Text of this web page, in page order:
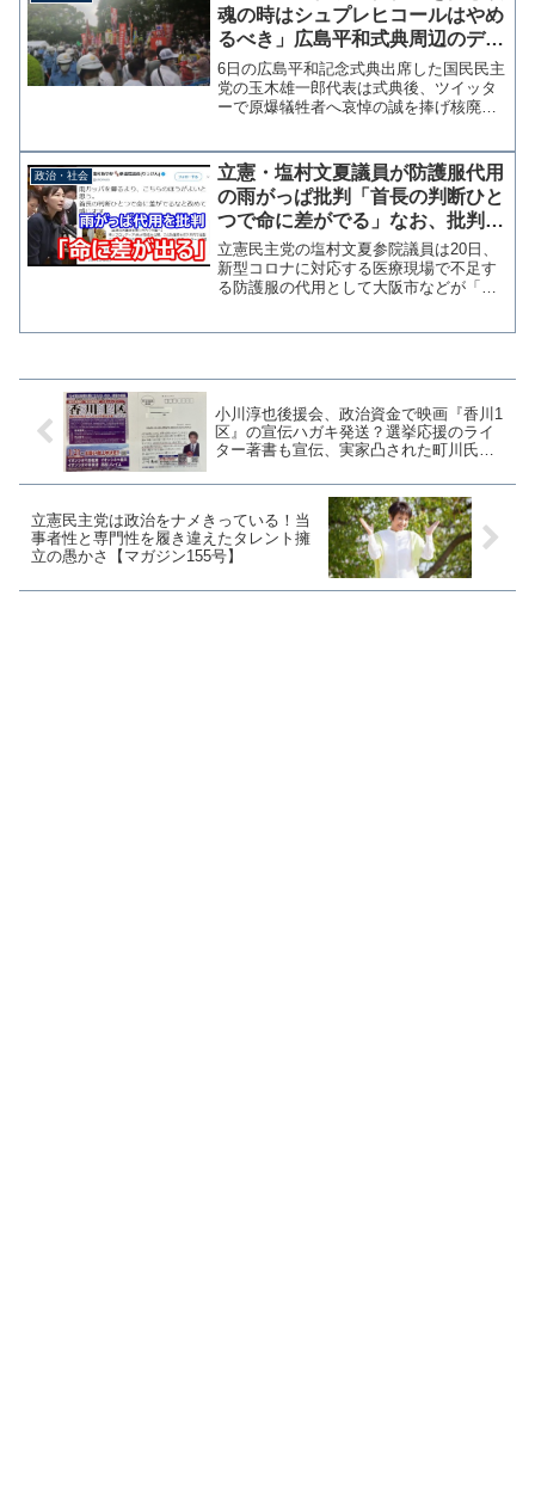
魂の時はシュプレヒコールはやめ
るべき」広島平和式典周辺のデモ
に苦言
6日の広島平和記念式典出席した国民民主
党の玉木雄一郎代表は式典後、ツイッタ
ーで原爆犠牲者へ哀悼の誠を捧げ核廃絶
量のシュプレヒコールを行うデモ隊に関
して「非常識ですし共感...
政治・社会
立憲・塩村文夏議員が防護服代用
の雨がっぱ批判「首長の判断ひと
つで命に差がでる」なお、批判の
根拠は特にない模様
立憲民主党の塩村文夏参院議員は20日、
新型コロナに対応する医療現場で不足す
る防護服の代用として大阪市などが「雨
小川淳也後援会、政治資金で映画『香川1
区』の宣伝ハガキ発送？選挙応援のライ
ター著書も宣伝、実家凸された町川氏の
立憲民主党は政治をナメきっている！当
事者性と専門性を履き違えたタレント擁
立の愚かさ【マガジン155号】